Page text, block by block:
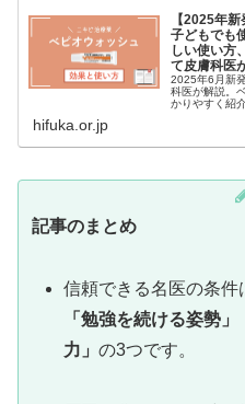
【2025年
子どもでも
しい使い方
て皮膚科医
2025年6月新
科医が解説。
かりやすく紹
hifuka.or.jp
記事のまとめ
信頼できる名医の条件
「勉強を続ける姿勢
力」の3つです。